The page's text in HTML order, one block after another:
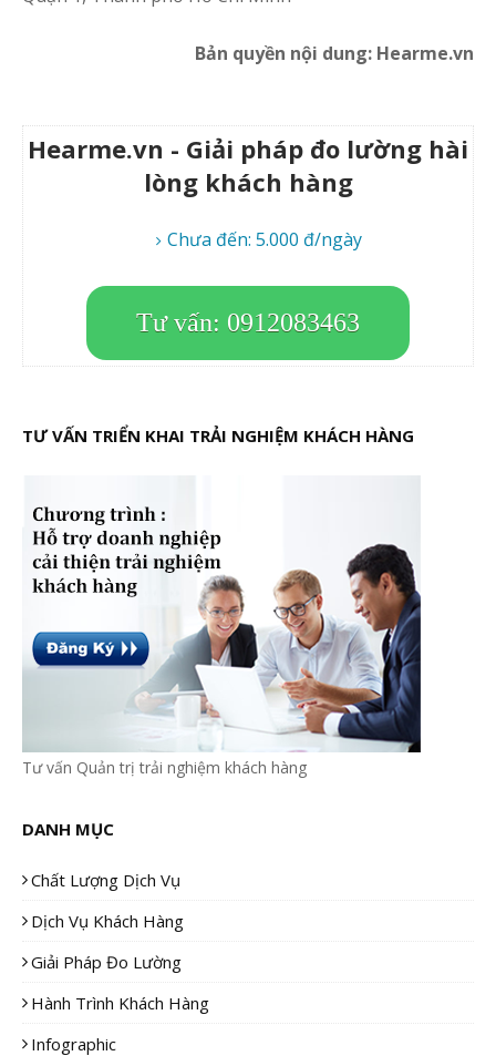
Bản quyền nội dung: Hearme.vn
Hearme.vn - Giải pháp đo lường hài
lòng khách hàng
Chưa đến: 5.000 đ/ngày
Tư vấn: 0912083463
TƯ VẤN TRIỂN KHAI TRẢI NGHIỆM KHÁCH HÀNG
Tư vấn Quản trị trải nghiệm khách hàng
DANH MỤC
Chất Lượng Dịch Vụ
Dịch Vụ Khách Hàng
Giải Pháp Đo Lường
Hành Trình Khách Hàng
Infographic